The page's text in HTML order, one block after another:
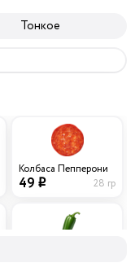
Тонкое
Колбаса Пепперони
49 i 28 гр